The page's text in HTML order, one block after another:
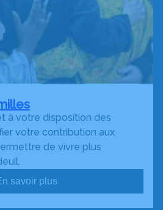
à votre disposition des
votre contribution aux
de vivre plus
savoir plus